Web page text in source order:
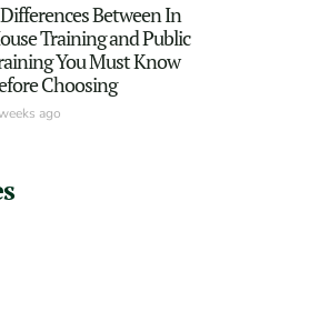
Between In
Training and Public
You Must Know
Choosing
ago